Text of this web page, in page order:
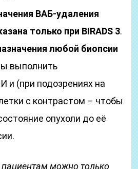
ВАБ-удаления
только при BIRADS 3.
любой биопсии
выполнить
и (при подозрениях на
с контрастом – чтобы
опухоли до её
можно только